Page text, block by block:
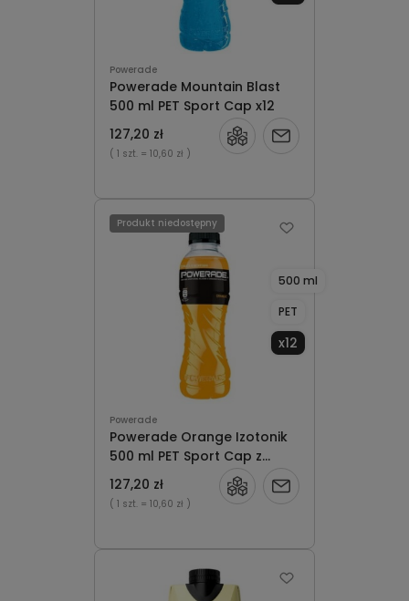
Powerade
Powerade Mountain Blast
500 ml PET Sport Cap x12
127,20 zł
( 1 szt. = 10,60 zł )
Powiadom
Powerade
Powerade Orange Izotonik
500 ml PET Sport Cap z
Włoch x12
500 ml
PET
x12
127,20 zł
( 1 szt. = 10,60 zł )
Produkt niedostępny
Powiadom